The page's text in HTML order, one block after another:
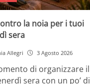
la noia per i tuoi
sera
Allegri 3 Agosto 2026
di organizzare il
sera con un po’ di